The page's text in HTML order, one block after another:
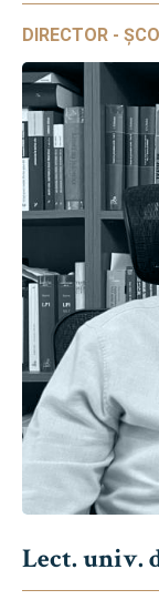
DIRECTOR -
Lect. univ.